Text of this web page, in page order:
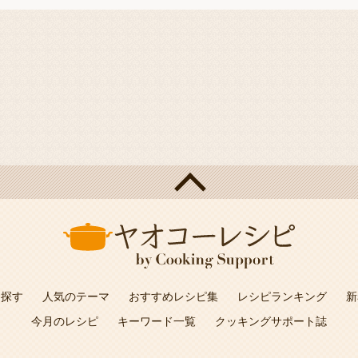
す 人気のテーマ おすすめレシピ集 レシピランキング
今月のレシピ
キーワード一覧 クッキングサポート誌